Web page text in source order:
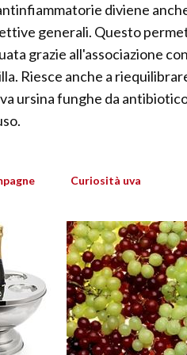
diviene
generali. Questo
grazie all'associazione
Riesce anche a
ursina funghe da
Curiosità uva